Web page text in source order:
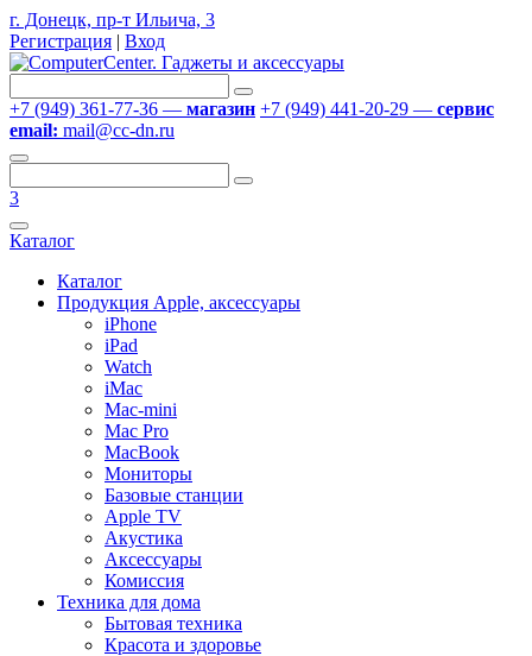
г. Донецк, пр-т Ильича, 3
Регистрация | Вход
+7 (949) 361-77-36 — магазин +7 (949) 441-20-29 — сервис
email: mail@cc-dn.ru
3
Каталог
Каталог
Продукция Apple, аксессуары
iPhone
iPad
Watch
iMac
Mac-mini
Mac Pro
MacBook
Мониторы
Базовые станции
Apple TV
Акустика
Аксессуары
Комиссия
Техника для дома
Бытовая техника
Красота и здоровье